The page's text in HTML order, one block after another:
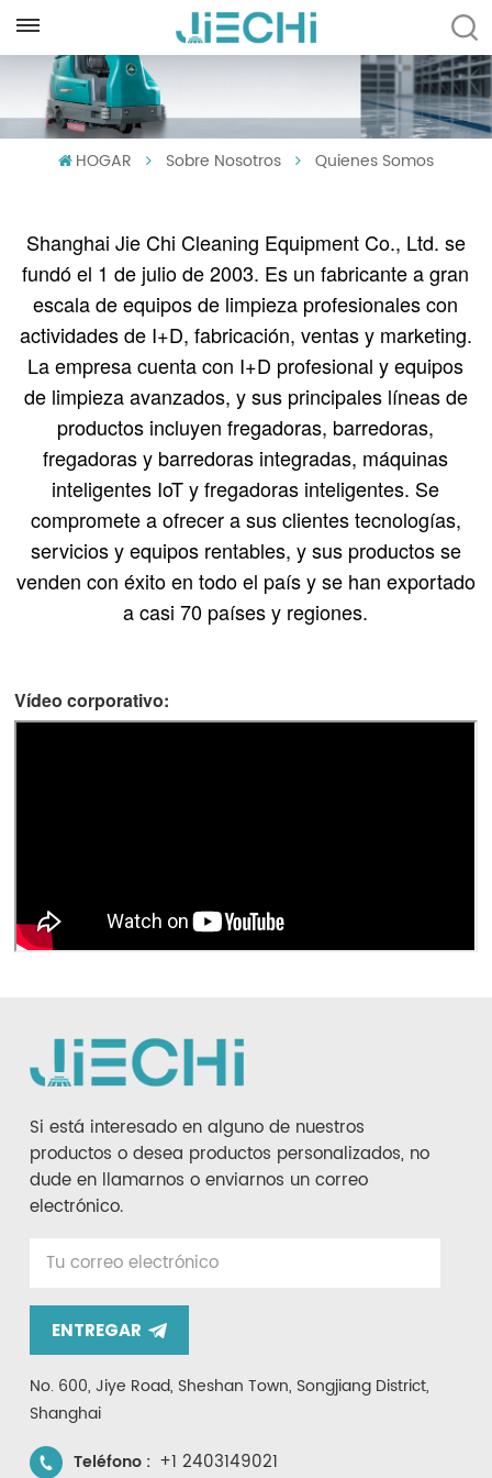
English
Français
Español
Português
العربية
Türkçe
Tiếng Việt
Indonesia
中文
HOGAR Sobre Nosotros Quienes Somos
Shanghai Jie Chi Cleaning Equipment Co., Ltd. se
fundó el 1 de julio de 2003. Es un fabricante a gran
escala de equipos de limpieza profesionales con
actividades de I+D, fabricación, ventas y marketing.
La empresa cuenta con I+D profesional y equipos
de limpieza avanzados, y sus principales líneas de
productos incluyen fregadoras, barredoras,
fregadoras y barredoras integradas, máquinas
inteligentes IoT y fregadoras inteligentes. Se
compromete a ofrecer a sus clientes tecnologías,
servicios y equipos rentables, y sus productos se
venden con éxito en todo el país y se han exportado
a casi 70 países y regiones.
Vídeo corporativo:
Si está interesado en alguno de nuestros
productos o desea productos personalizados, no
dude en llamarnos o enviarnos un correo
electrónico.
ENTREGAR
No. 600, Jiye Road, Sheshan Town, Songjiang District,
Shanghai
Teléfono : +1 2403149021